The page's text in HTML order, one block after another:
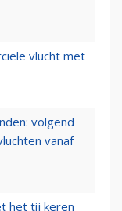
vlucht met
volgend
vanaf
het tij keren